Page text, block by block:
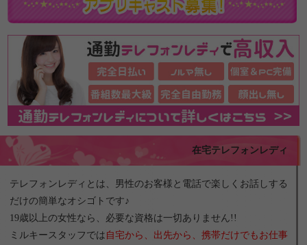
在宅テレフォンレディ
テレフォンレディとは、男性のお客様と電話で楽しくお話しする
だけの簡単なオシゴトです♪
19歳以上の女性なら、必要な資格は一切ありません!!
ミルキースタッフでは 自宅から、出先から、携帯だけでもお仕事